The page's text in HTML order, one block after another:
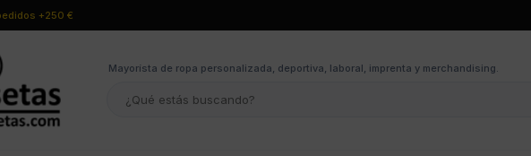
+250 €
Mayorísta de ropa personalizada, deportiva, laboral, imprenta y merchandising.